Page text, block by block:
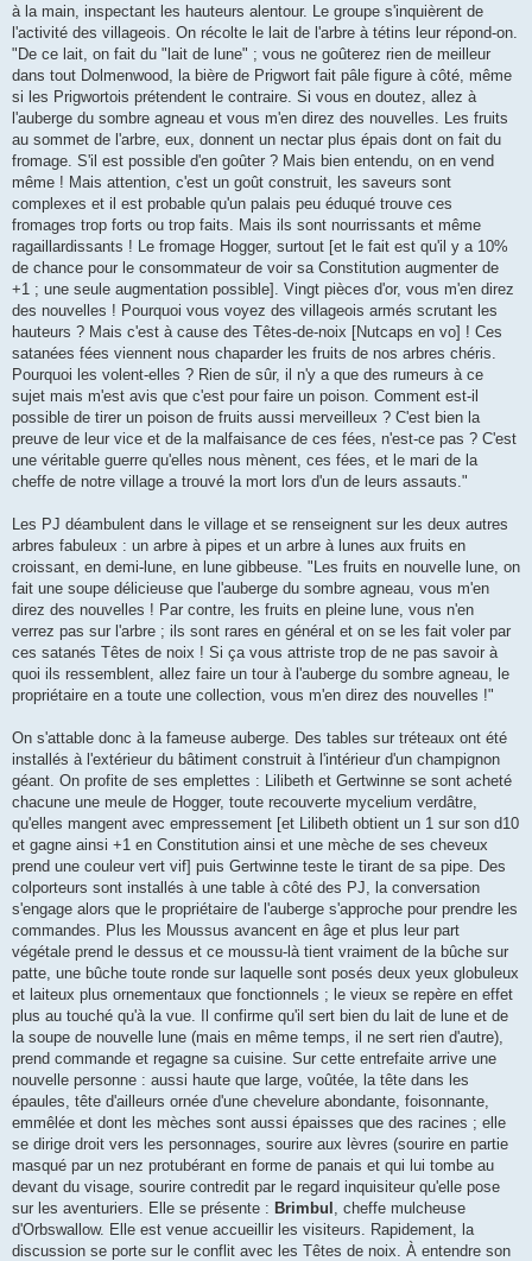
à la main, inspectant les hauteurs alentour. Le groupe s'inquièrent de
l'activité des villageois. On récolte le lait de l'arbre à tétins leur répond-on.
"De ce lait, on fait du "lait de lune" ; vous ne goûterez rien de meilleur
dans tout Dolmenwood, la bière de Prigwort fait pâle figure à côté, même
si les Prigwortois prétendent le contraire. Si vous en doutez, allez à
l'auberge du sombre agneau et vous m'en direz des nouvelles. Les fruits
au sommet de l'arbre, eux, donnent un nectar plus épais dont on fait du
fromage. S'il est possible d'en goûter ? Mais bien entendu, on en vend
même ! Mais attention, c'est un goût construit, les saveurs sont
complexes et il est probable qu'un palais peu éduqué trouve ces
fromages trop forts ou trop faits. Mais ils sont nourrissants et même
ragaillardissants ! Le fromage Hogger, surtout [et le fait est qu'il y a 10%
de chance pour le consommateur de voir sa Constitution augmenter de
+1 ; une seule augmentation possible]. Vingt pièces d'or, vous m'en direz
des nouvelles ! Pourquoi vous voyez des villageois armés scrutant les
hauteurs ? Mais c'est à cause des Têtes-de-noix [Nutcaps en vo] ! Ces
satanées fées viennent nous chaparder les fruits de nos arbres chéris.
Pourquoi les volent-elles ? Rien de sûr, il n'y a que des rumeurs à ce
sujet mais m'est avis que c'est pour faire un poison. Comment est-il
possible de tirer un poison de fruits aussi merveilleux ? C'est bien la
preuve de leur vice et de la malfaisance de ces fées, n'est-ce pas ? C'est
une véritable guerre qu'elles nous mènent, ces fées, et le mari de la
cheffe de notre village a trouvé la mort lors d'un de leurs assauts."
Les PJ déambulent dans le village et se renseignent sur les deux autres
arbres fabuleux : un arbre à pipes et un arbre à lunes aux fruits en
croissant, en demi-lune, en lune gibbeuse. "Les fruits en nouvelle lune, on
fait une soupe délicieuse que l'auberge du sombre agneau, vous m'en
direz des nouvelles ! Par contre, les fruits en pleine lune, vous n'en
verrez pas sur l'arbre ; ils sont rares en général et on se les fait voler par
ces satanés Têtes de noix ! Si ça vous attriste trop de ne pas savoir à
quoi ils ressemblent, allez faire un tour à l'auberge du sombre agneau, le
propriétaire en a toute une collection, vous m'en direz des nouvelles !"
On s'attable donc à la fameuse auberge. Des tables sur tréteaux ont été
installés à l'extérieur du bâtiment construit à l'intérieur d'un champignon
géant. On profite de ses emplettes : Lilibeth et Gertwinne se sont acheté
chacune une meule de Hogger, toute recouverte mycelium verdâtre,
qu'elles mangent avec empressement [et Lilibeth obtient un 1 sur son d10
et gagne ainsi +1 en Constitution ainsi et une mèche de ses cheveux
prend une couleur vert vif] puis Gertwinne teste le tirant de sa pipe. Des
colporteurs sont installés à une table à côté des PJ, la conversation
s'engage alors que le propriétaire de l'auberge s'approche pour prendre les
commandes. Plus les Moussus avancent en âge et plus leur part
végétale prend le dessus et ce moussu-là tient vraiment de la bûche sur
patte, une bûche toute ronde sur laquelle sont posés deux yeux globuleux
et laiteux plus ornementaux que fonctionnels ; le vieux se repère en effet
plus au touché qu'à la vue. Il confirme qu'il sert bien du lait de lune et de
la soupe de nouvelle lune (mais en même temps, il ne sert rien d'autre),
prend commande et regagne sa cuisine. Sur cette entrefaite arrive une
nouvelle personne : aussi haute que large, voûtée, la tête dans les
épaules, tête d'ailleurs ornée d'une chevelure abondante, foisonnante,
emmêlée et dont les mèches sont aussi épaisses que des racines ; elle
se dirige droit vers les personnages, sourire aux lèvres (sourire en partie
masqué par un nez protubérant en forme de panais et qui lui tombe au
devant du visage, sourire contredit par le regard inquisiteur qu'elle pose
sur les aventuriers. Elle se présente : Brimbul
, cheffe mulcheuse
d'Orbswallow. Elle est venue accueillir les visiteurs. Rapidement, la
discussion se porte sur le conflit avec les Têtes de noix. À entendre son